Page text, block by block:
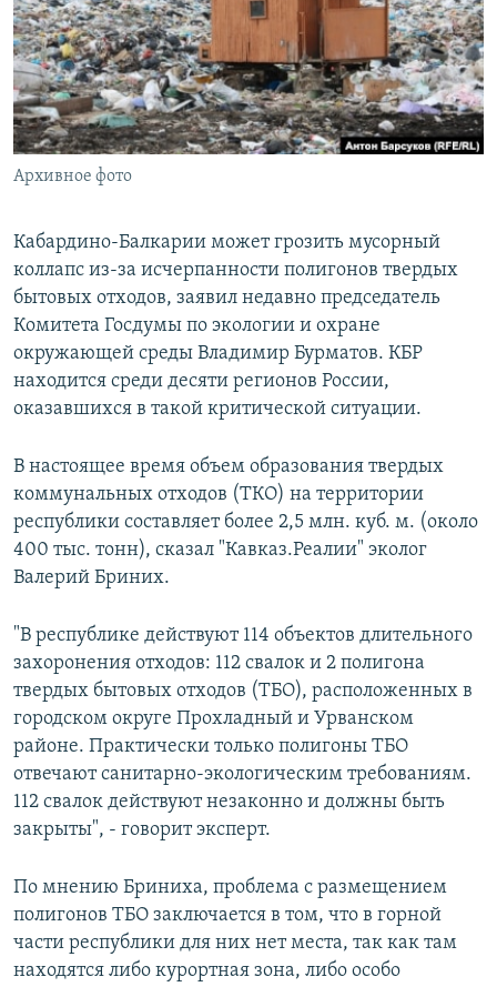
РАСПИСАНИЕ ВЕЩАНИЯ
ПОДПИШИТЕСЬ НА РАССЫЛКУ
СОЦИАЛЬНЫЕ СЕТИ
Все сайты РСЕ/РС
Архивное фото
Кабардино-Балкарии может грозить мусорный
коллапс из-за исчерпанности полигонов твердых
бытовых отходов, заявил недавно председатель
Комитета Госдумы по экологии и охране
окружающей среды Владимир Бурматов. КБР
находится среди десяти регионов России,
оказавшихся в такой критической ситуации.
В настоящее время объем образования твердых
коммунальных отходов (ТКО) на территории
республики составляет более 2,5 млн. куб. м. (около
400 тыс. тонн), сказал "Кавказ.Реалии" эколог
Валерий Бриних.
"В республике действуют 114 объектов длительного
захоронения отходов: 112 свалок и 2 полигона
твердых бытовых отходов (ТБО), расположенных в
городском округе Прохладный и Урванском
районе. Практически только полигоны ТБО
отвечают санитарно-экологическим требованиям.
112 свалок действуют незаконно и должны быть
закрыты", - говорит эксперт.
По мнению Бриниха, проблема с размещением
полигонов ТБО заключается в том, что в горной
части республики для них нет места, так как там
находятся либо курортная зона, либо особо